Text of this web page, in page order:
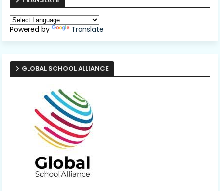
Powered by Translate
GLOBAL SCHOOL ALLIANCE